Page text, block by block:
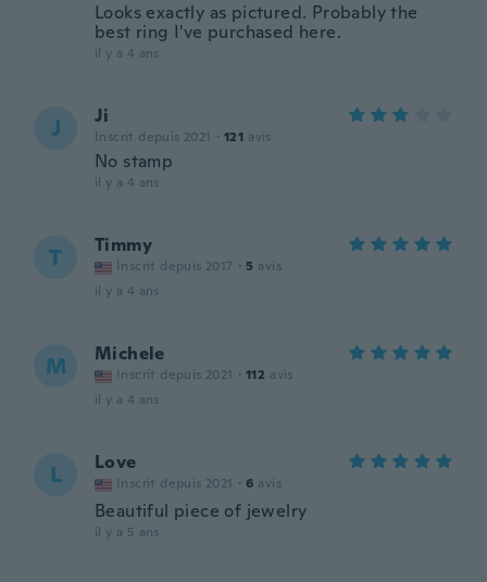
Looks exactly as pictured. Probably the
best ring I've purchased here.
il y a 4 ans
J Ji
Inscrit depuis 2021 · 121 avis
No stamp
il y a 4 ans
T Timmy
Inscrit depuis 2017 · 5 avis
il y a 4 ans
M Michele
Inscrit depuis 2021 · 112 avis
il y a 4 ans
L Love
Inscrit depuis 2021 · 6 avis
Beautiful piece of jewelry
il y a 5 ans